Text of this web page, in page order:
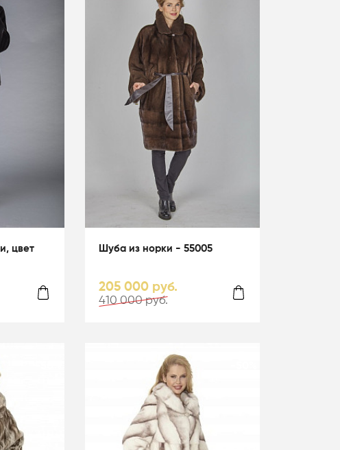
цвет
Шуба из норки - 55005
205 000 руб.
410 000 руб.